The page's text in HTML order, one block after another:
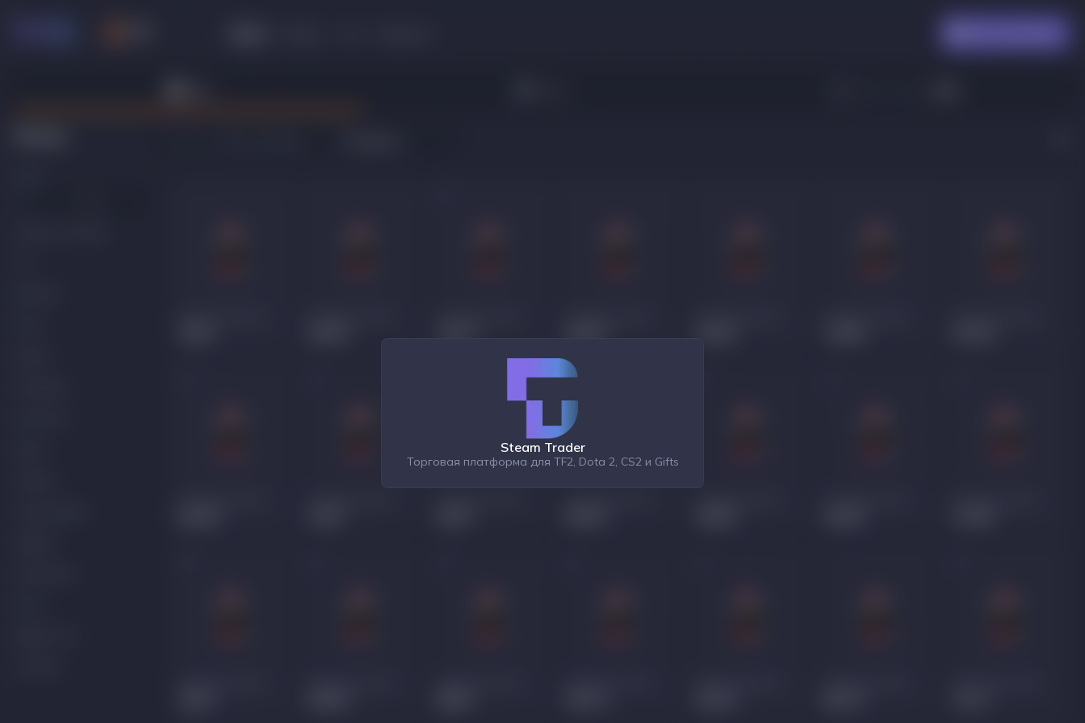
Steam Trader
Торговая платформа для TF2, Dota 2, CS2 и Gifts